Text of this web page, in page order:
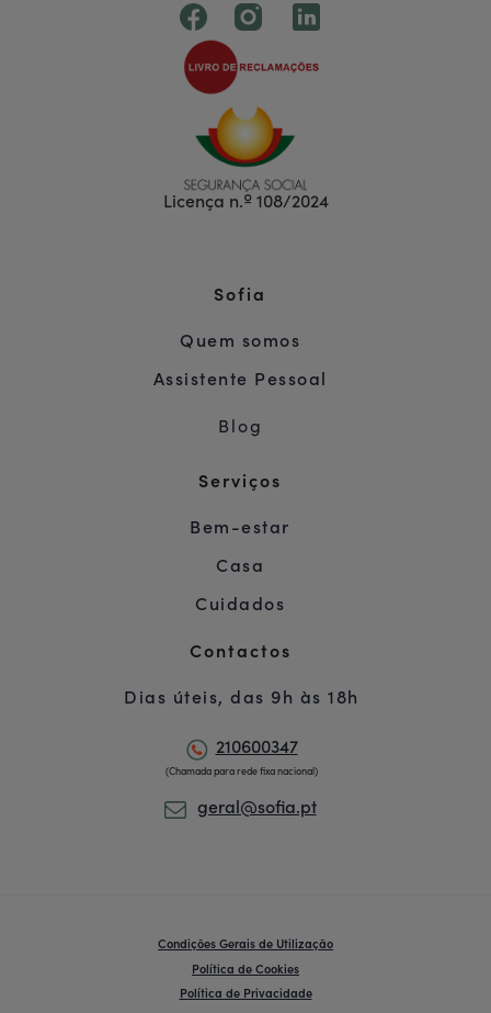
Licença n.º 108/2024
Sofia
Quem somos
Assistente Pessoal
Blog
Serviços
Bem-estar
Casa
Cuidados
Contactos
Dias úteis, das 9h às 18h
210600347
(Chamada para rede fixa nacional)
geral@sofia.pt
Condições Gerais de Utilização
Política de Cookies
Política de Privacidade